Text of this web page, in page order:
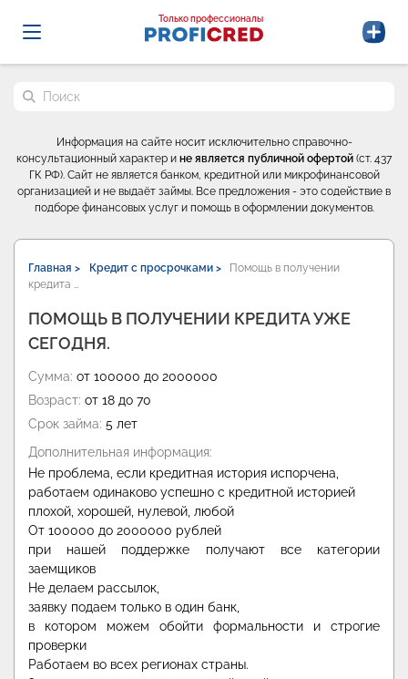
Probrokery - Только профессионалы
Только профессионалы
Поиск по сайту
Информация на сайте носит исключительно справочно-
консультационный характер и не является публичной офертой (ст. 437
ГК РФ). Сайт не является банком, кредитной или микрофинансовой
организацией и не выдаёт займы. Все предложения - это содействие в
подборе финансовых услуг и помощь в оформлении документов.
Главная > Кредит с просрочками >
Помощь в получении
кредита …
ПОМОЩЬ В ПОЛУЧЕНИИ КРЕДИТА УЖЕ
СЕГОДНЯ.
Сумма: от 100000 до 2000000
Возраст: от 18 до 70
Срок займа: 5 лет
Дополнительная информация:
Не проблема, если кредитная история испорчена,
работаем одинаково успешно с кредитной историей
плохой, хорошей, нулевой, любой
От 100000 до 2000000 рублей
при нашей поддержке получают все категории
заемщиков
Не делаем рассылок,
заявку подаем только в один банк,
в котором можем обойти формальности и строгие
проверки
Работаем во всех регионах страны.